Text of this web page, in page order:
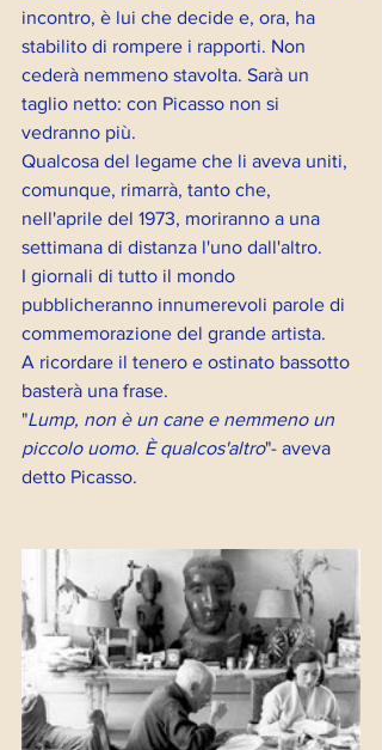
incontro, è lui che decide e, ora, ha
stabilito di rompere i rapporti. Non
cederà nemmeno stavolta. Sarà un
taglio netto: con Picasso non si
vedranno più.
Qualcosa del legame che li aveva uniti,
comunque, rimarrà, tanto che,
nell'aprile del 1973, moriranno a una
settimana di distanza l'uno dall'altro.
I giornali di tutto il mondo
pubblicheranno innumerevoli parole di
commemorazione del grande artista.
A ricordare il tenero e ostinato bassotto
basterà una frase.
"Lump, non è un cane e nemmeno un
piccolo uomo. È qualcos'altro"- aveva
detto Picasso.